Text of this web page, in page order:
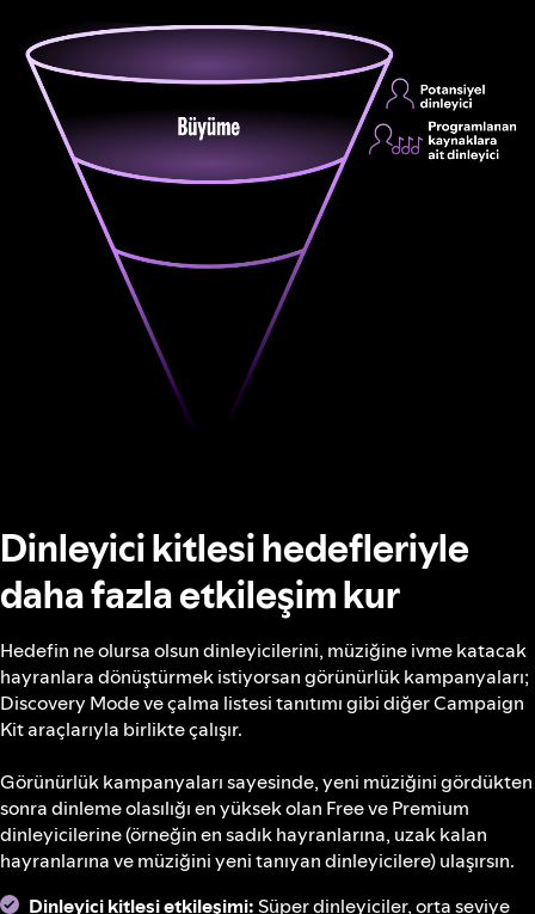
Dinleyici kitlesi hedefleriyle
daha fazla etkileşim kur
Hedefin ne olursa olsun dinleyicilerini, müziğine ivme katacak
hayranlara dönüştürmek istiyorsan görünürlük kampanyaları;
Discovery Mode ve çalma listesi tanıtımı gibi diğer Campaign
Kit araçlarıyla birlikte çalışır.
Görünürlük kampanyaları sayesinde, yeni müziğini gördükten
sonra dinleme olasılığı en yüksek olan Free ve Premium
dinleyicilerine (örneğin en sadık hayranlarına, uzak kalan
hayranlarına ve müziğini yeni tanıyan dinleyicilere) ulaşırsın.
Dinleyici kitlesi etkileşimi:Süper dinleyiciler, orta seviye